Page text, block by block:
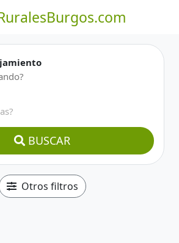
BUSCAR
Otros filtros